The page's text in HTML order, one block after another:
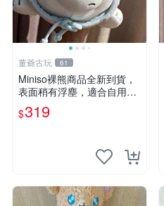
董爺古玩 61
Miniso裸熊商品全新到貨，
表面稍有浮塵，適合自用收
藏嚴選款。 裸熊 商品 裸熊
玩偶
$319